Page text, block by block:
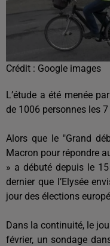
Crédit : Google images
L’étude a été menée
de 1006 personnes les
Alors que le "Grand
Macron pour répondre
» a débuté depuis le
dernier que l’Elysée
jour des élections
Dans la continuité, le
février, un sondage